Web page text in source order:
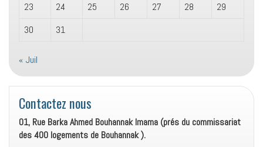
23
24 25 26 27 28
29
30
31
« Juil
Contactez nous
01, Rue Barka Ahmed Bouhannak Imama (prés du commissariat
des 400 logements de Bouhannak ).